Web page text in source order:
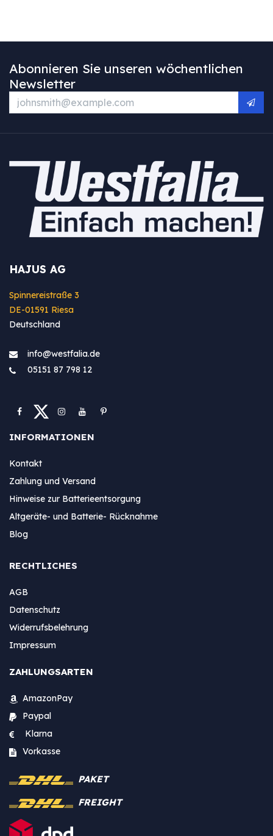
Abonnieren Sie unseren wöchentlichen
Newsletter
HAJUS AG
Spinnereistraße 3
DE-01591 Riesa
Deutschland
info@westfa​lia.de
05151 87 798 12
INFORMATIONEN
Kontakt
Zahlung und Versand
Hinweise zur Batterieentsorgung
Altgeräte- und Batterie- Rücknahme
Blog
RECHTLICHES
AGB
Datenschutz
Widerrufsbelehrung
Impressum
ZAHLUNGSARTEN
AmazonPay
Paypal
Klarna
Vorkasse
PAKET
FREIGHT